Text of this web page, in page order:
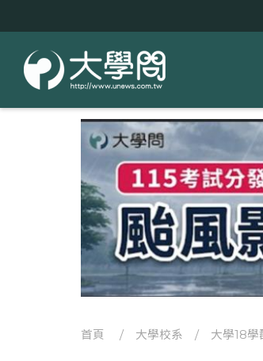
首頁 / 大學校系 / 大學18學